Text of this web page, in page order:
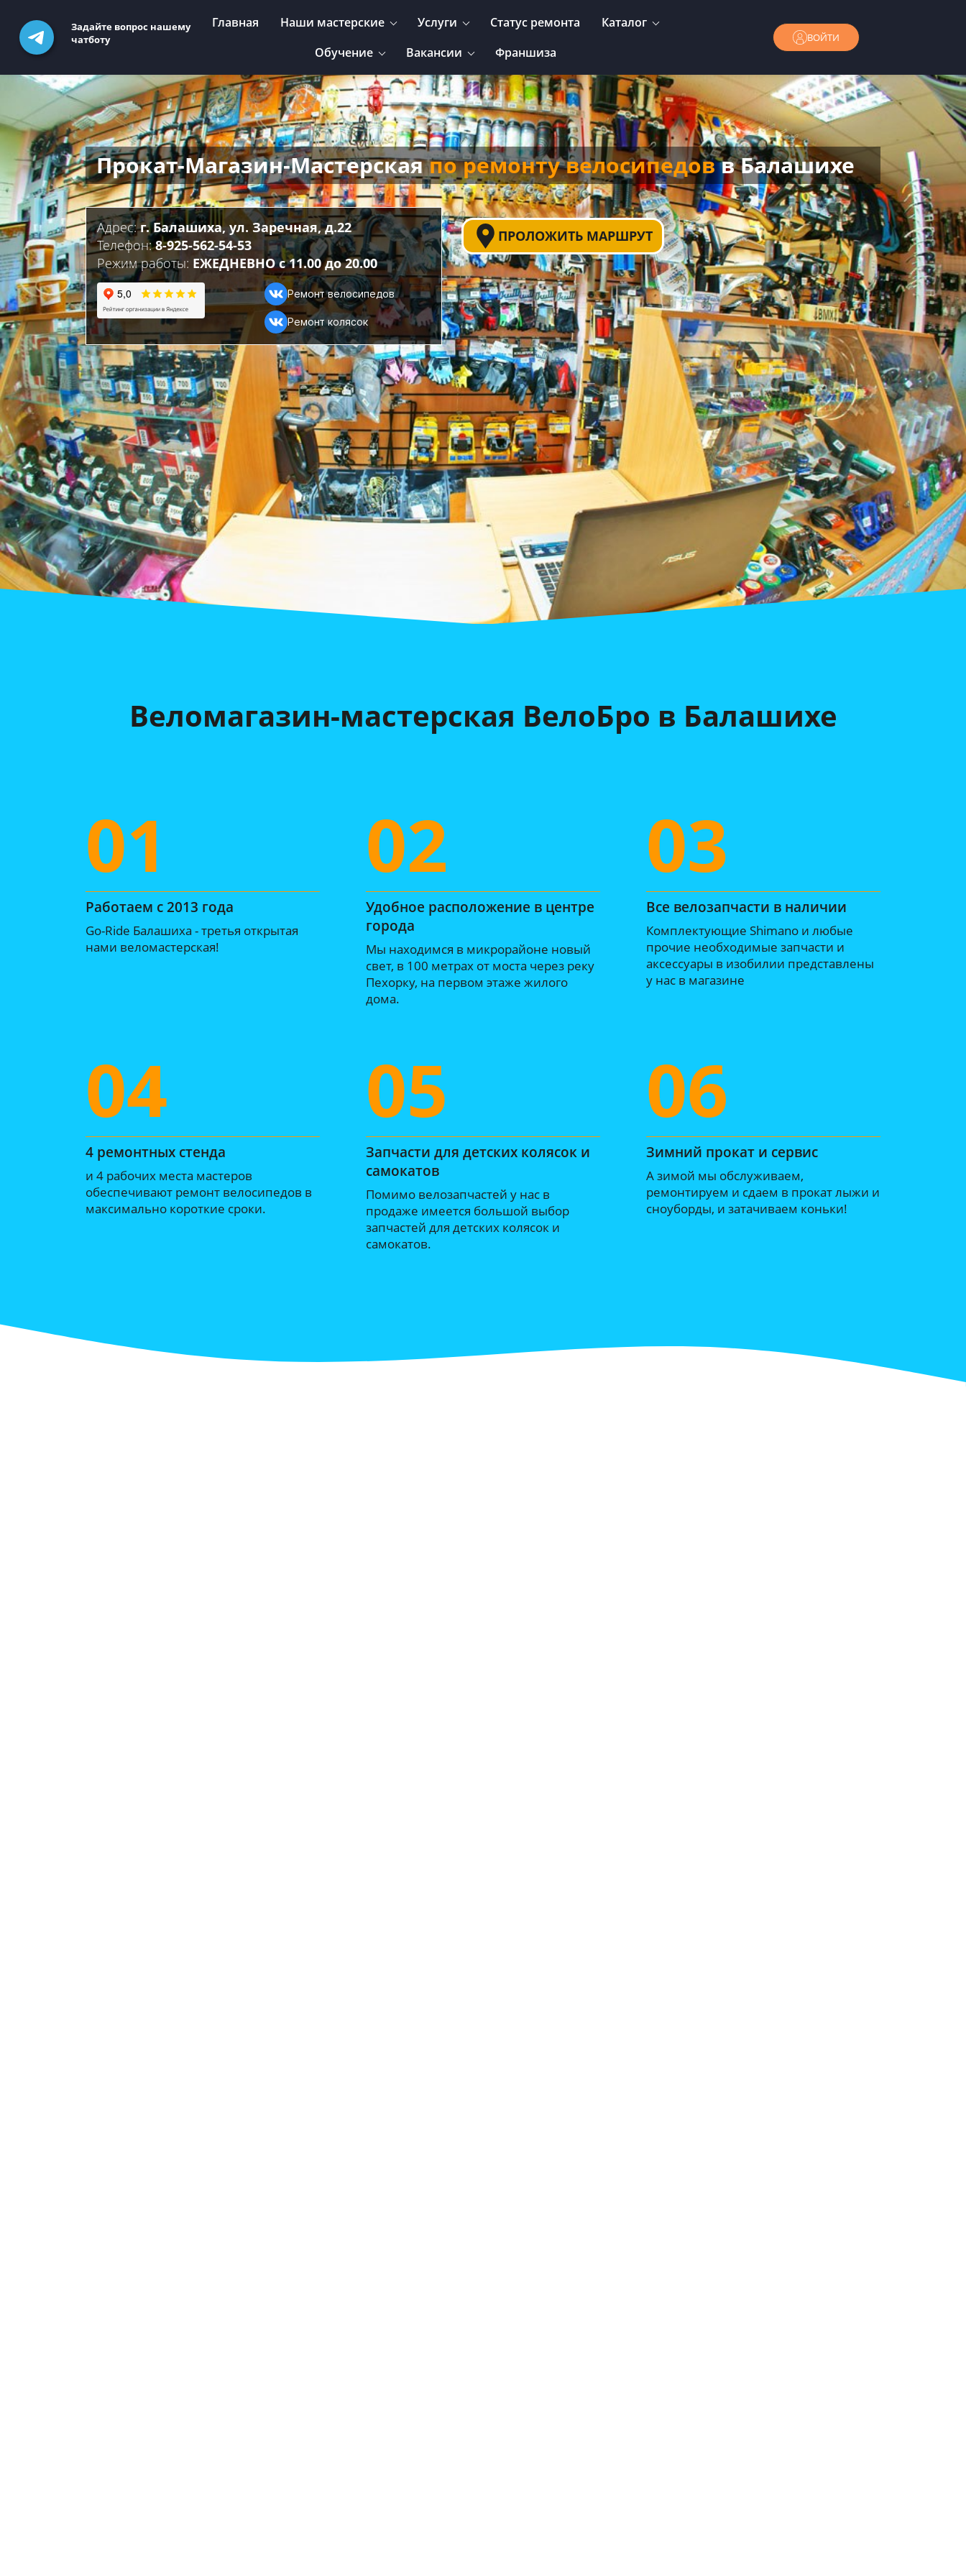
Задайте вопрос нашему
чатботу
Главная Наши мастерские Услуги Статус ремонта
Каталог
Обучение
Вакансии Франшиза
ВОЙТИ
Прокат-Магазин-Мастерскаяпо ремонту велосипедовв Балашихе
Адрес:г. Балашиха, ул. Заречная, д.22
Телефон:8-925-562-54-53
Режим работы: ЕЖЕДНЕВНО с 11.00 до 20.00
Ремонт велосипедов
Ремонт колясок
ПРОЛОЖИТЬ МАРШРУТ
Веломагазин-мастерская ВелоБро в Балашихе
01
Работаем с 2013 года
Go-Ride Балашиха - третья открытая
нами веломастерская!
02
Удобное расположение в центре
города
Мы находимся в микрорайоне новый
свет, в 100 метрах от моста через реку
Пехорку, на первом этаже жилого
дома.
03
Все велозапчасти в наличии
Комплектующие Shimano и любые
прочие необходимые запчасти и
аксессуары в изобилии представлены
у нас в магазине
04
4 ремонтных стенда
и 4 рабочих места мастеров
обеспечивают ремонт велосипедов в
максимально короткие сроки.
05
Запчасти для детских колясок и
самокатов
Помимо велозапчастей у нас в
продаже имеется большой выбор
запчастей для детских колясок и
самокатов.
06
Зимний прокат и сервис
А зимой мы обслуживаем,
ремонтируем и сдаем в прокат лыжи и
сноуборды, и затачиваем коньки!